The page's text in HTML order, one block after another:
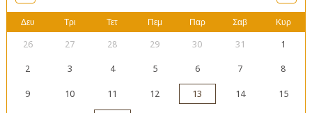
Δευ Τρι Τετ Πεμ Παρ Σαβ Κυρ
26 27 28 29 30 31 1
2 3 4 5 6 7 8
9 10 11 12 13 14 15